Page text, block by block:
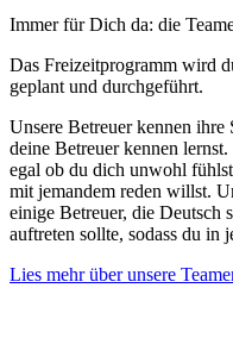
Immer für Dich da: die
Das Freizeitprogramm wird
geplant und durchgeführt.
Unsere Betreuer kennen
deine Betreuer kennen
egal ob du dich unwohl
mit jemandem reden willst.
einige Betreuer, die Deutsch
auftreten sollte, sodass du in
Lies mehr über unsere